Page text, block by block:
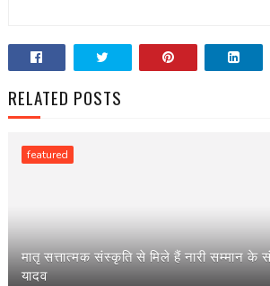
RELATED POSTS
featured
मातृ सत्तात्मक संस्कृति से मिले हैं नारी सम्मान के
यादव